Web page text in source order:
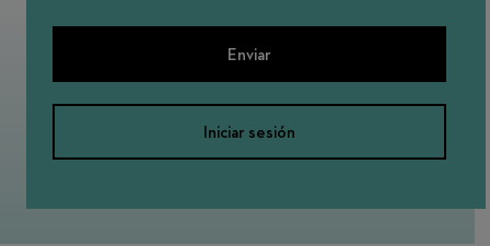
Enviar
Iniciar sesión